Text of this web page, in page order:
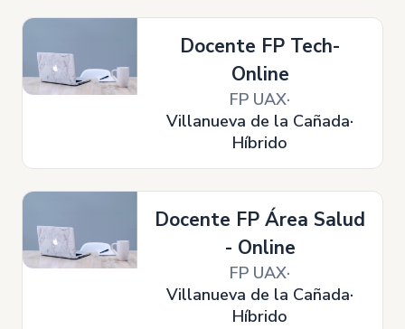
Docente FP Tech-
Online
FP UAX
Villanueva de la Cañada
Híbrido
Docente FP Área Salud
- Online
FP UAX
Villanueva de la Cañada
Híbrido